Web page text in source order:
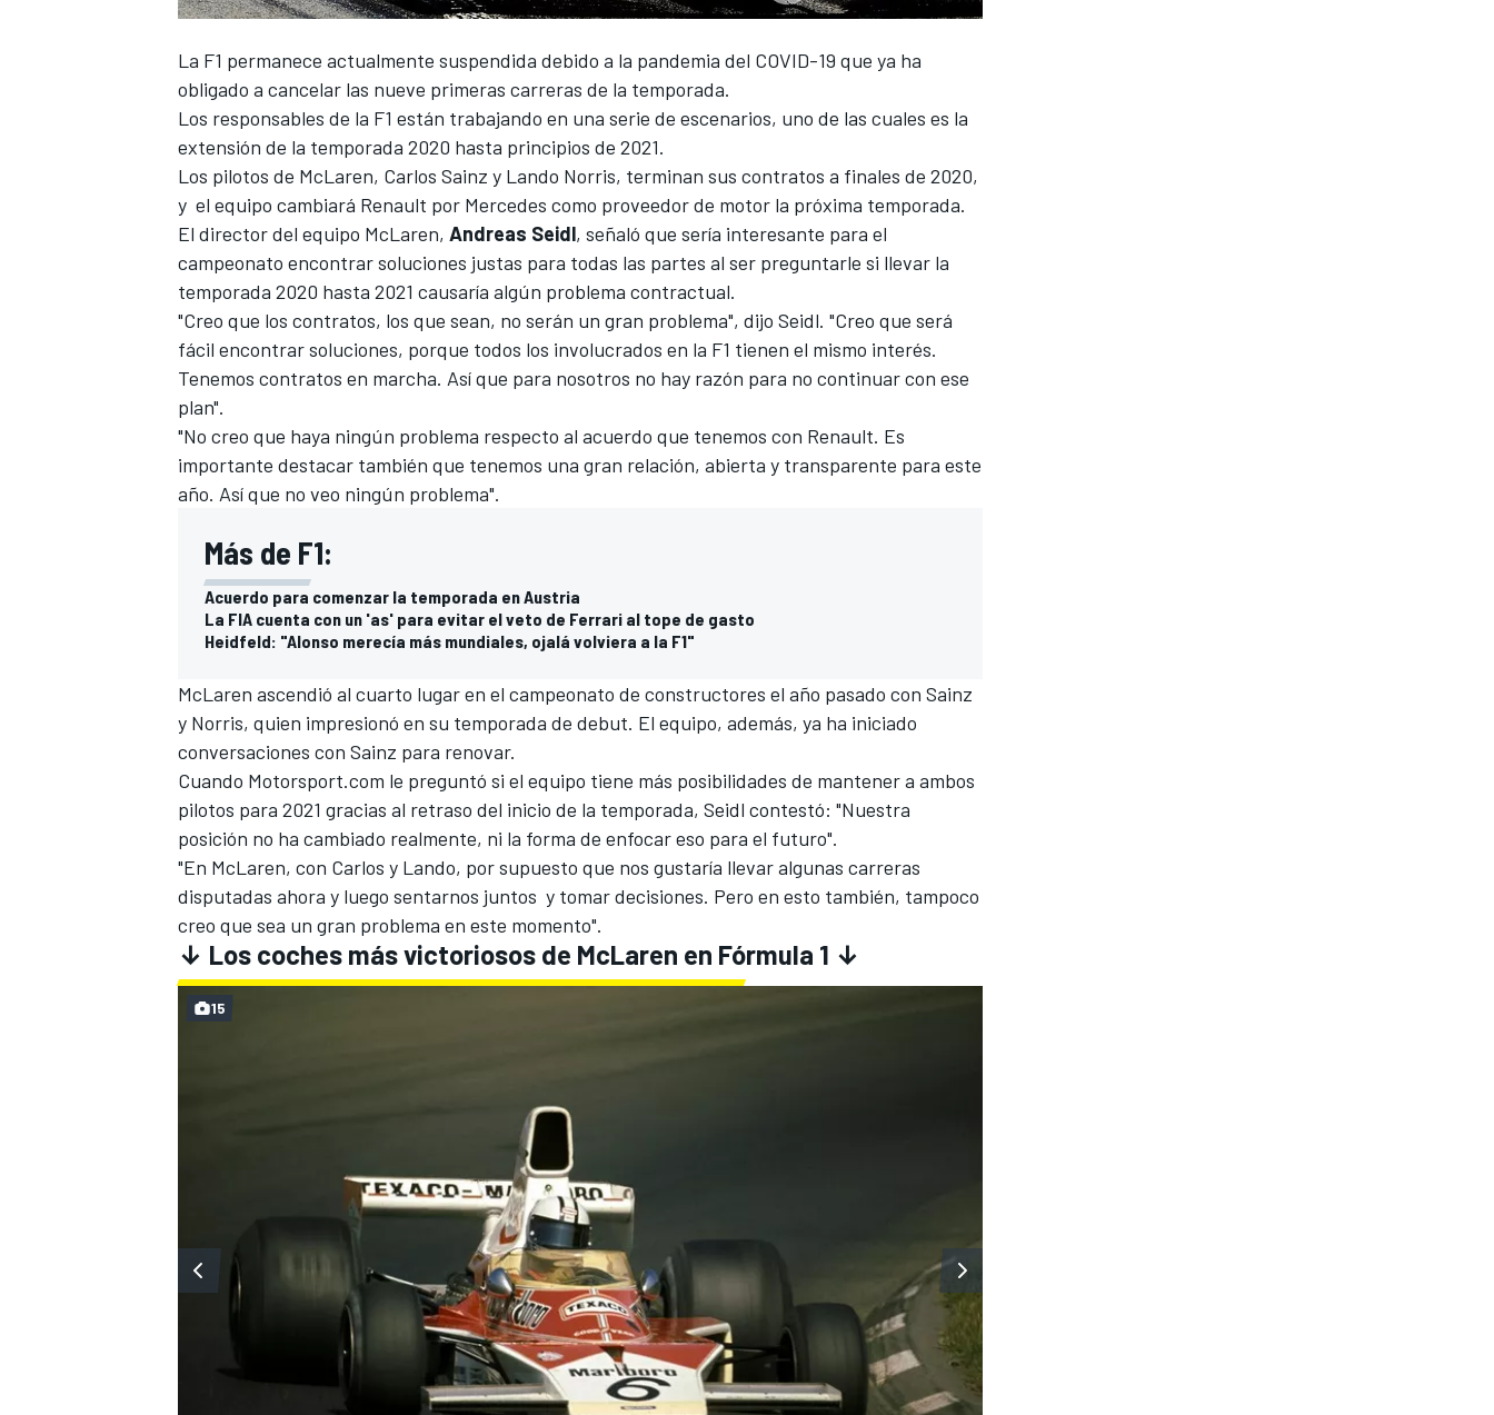
MÁS CATEGORÍAS
La F1 permanece actualmente suspendida debido a la pandemia del COVID-19 que ya ha
obligado a cancelar las nueve primeras carreras de la temporada.
Los responsables de la F1 están trabajando en una serie de escenarios, uno de las cuales es la
extensión de la temporada 2020 hasta principios de 2021.
Los pilotos de McLaren, Carlos Sainz y Lando Norris, terminan sus contratos a finales de 2020,
y el equipo cambiará Renault por Mercedes como proveedor de motor la próxima temporada.
El director del equipo McLaren, Andreas Seidl, señaló que sería interesante para el
campeonato encontrar soluciones justas para todas las partes al ser preguntarle si llevar la
temporada 2020 hasta 2021 causaría algún problema contractual.
"Creo que los contratos, los que sean, no serán un gran problema", dijo Seidl. "Creo que será
fácil encontrar soluciones, porque todos los involucrados en la F1 tienen el mismo interés.
Tenemos contratos en marcha. Así que para nosotros no hay razón para no continuar con ese
plan".
"No creo que haya ningún problema respecto al acuerdo que tenemos con Renault. Es
importante destacar también que tenemos una gran relación, abierta y transparente para este
año. Así que no veo ningún problema".
Más de F1:
Acuerdo para comenzar la temporada en Austria
La FIA cuenta con un 'as' para evitar el veto de Ferrari al tope de gasto
Heidfeld: "Alonso merecía más mundiales, ojalá volviera a la F1"
McLaren ascendió al cuarto lugar en el campeonato de constructores el año pasado con Sainz
y Norris, quien impresionó en su temporada de debut. El equipo, además, ya ha iniciado
conversaciones con Sainz para renovar.
Cuando Motorsport.com le preguntó si el equipo tiene más posibilidades de mantener a ambos
pilotos para 2021 gracias al retraso del inicio de la temporada, Seidl contestó: "Nuestra
posición no ha cambiado realmente, ni la forma de enfocar eso para el futuro".
"En McLaren, con Carlos y Lando, por supuesto que nos gustaría llevar algunas carreras
disputadas ahora y luego sentarnos juntos y tomar decisiones. Pero en esto también, tampoco
creo que sea un gran problema en este momento".
↓ Los coches más victoriosos de McLaren en Fórmula 1 ↓
15